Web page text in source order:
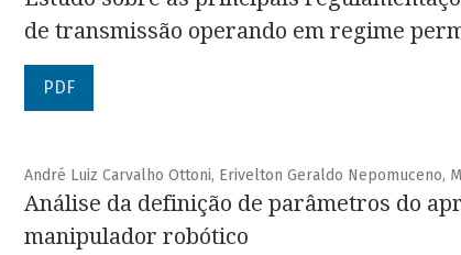
de transmissão operando em regime
PDF
André Luiz Carvalho Ottoni, Erivelton Geraldo Nepomuceno,
Análise da definição de parâmetros do
manipulador robótico